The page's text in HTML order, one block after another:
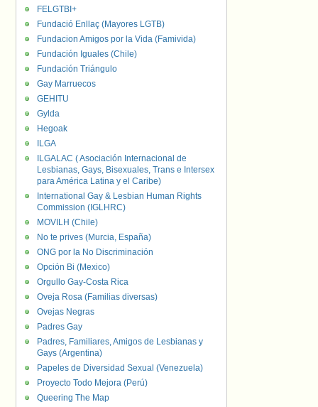
FELGTBI+
Fundació Enllaç (Mayores LGTB)
Fundacion Amigos por la Vida (Famivida)
Fundación Iguales (Chile)
Fundación Triángulo
Gay Marruecos
GEHITU
Gylda
Hegoak
ILGA
ILGALAC ( Asociación Internacional de
Lesbianas, Gays, Bisexuales, Trans e Intersex
para América Latina y el Caribe)
International Gay & Lesbian Human Rights
Commission (IGLHRC)
MOVILH (Chile)
No te prives (Murcia, España)
ONG por la No Discriminación
Opción Bi (Mexico)
Orgullo Gay-Costa Rica
Oveja Rosa (Familias diversas)
Ovejas Negras
Padres Gay
Padres, Familiares, Amigos de Lesbianas y
Gays (Argentina)
Papeles de Diversidad Sexual (Venezuela)
Proyecto Todo Mejora (Perú)
Queering The Map